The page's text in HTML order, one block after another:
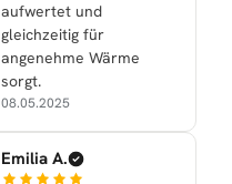
aufwertet und
gleichzeitig für
angenehme Wärme
sorgt.
08.05.2025
Emilia A.